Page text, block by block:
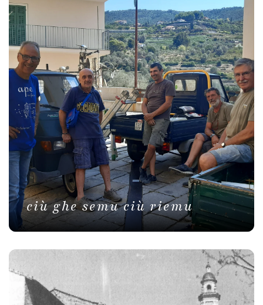
ciù ghe semu ciù riemu